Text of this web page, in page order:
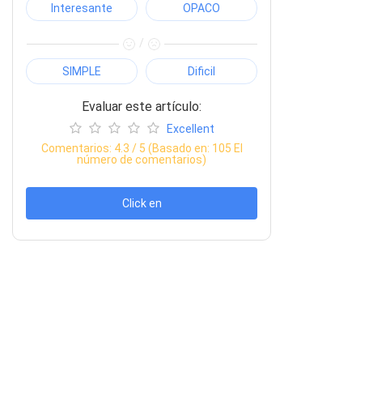
Interesante OPACO
/
SIMPLE Dificil
Evaluar este artículo:
Excellent
Comentarios: 4.3 / 5 (Basado en: 105 El
número de comentarios)
Click en